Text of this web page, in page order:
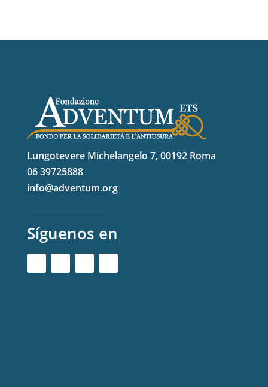
Lungotevere Michelangelo 7, 00192 Roma
06 39725888
info@adventum.org
Síguenos en